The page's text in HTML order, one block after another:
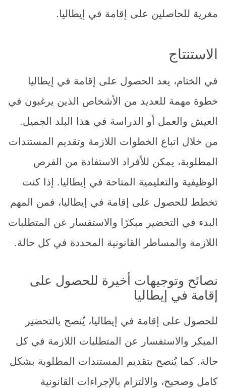
مغرية للحاصلين على إقامة في إيطاليا.
الاستنتاج
في الختام، يعد الحصول على إقامة في إيطاليا
خطوة مهمة للعديد من الأشخاص الذين يرغبون في
العيش والعمل أو الدراسة في هذا البلد الجميل.
من خلال اتباع الخطوات اللازمة وتقديم المستندات
المطلوبة، يمكن للأفراد الاستفادة من الفرص
الوظيفية والتعليمية المتاحة في إيطاليا. إذا كنت
تخطط للحصول على إقامة في إيطاليا، فمن المهم
البدء في التحضير مبكرًا والاستفسار عن المتطلبات
اللازمة والمساطر القانونية المحددة في كل حالة.
نصائح وتوجيهات أخيرة للحصول على
إقامة في إيطاليا
للحصول على إقامة في إيطاليا، يُنصح بالتحضير
المبكر والاستفسار عن المتطلبات اللازمة في كل
حالة. كما يُنصح بتقديم المستندات المطلوبة بشكل
كامل وصحيح، والالتزام بالإجراءات القانونية